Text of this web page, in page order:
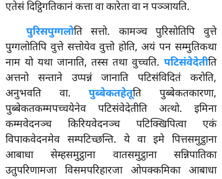
एतेसं दिट्ठिगतिकानं कत्ता वा कारेता वा न पञ्ञायति.
पुरिसपुग्गलोति सत्तो. कामञ्च पुरिसोतिपि वुत्ते
पुग्गलोतिपि वुत्ते सत्तोयेव वुत्तो होति, अयं पन सम्मुतिकथा
नाम यो यथा जानाति, तस्स तथा वुच्चति. पटिसंवेदेतीति
अत्तनो सन्ताने उप्पन्नं जानाति पटिसंविदितं करोति,
अनुभवति वा.पुब्बेकतहेतूति पुब्बेकतकारणा,
पुब्बेकतकम्मपच्चयेनेव पटिसंवेदेतीति अत्थो. इमिना
कम्मवेदनञ्च किरियवेदनञ्च पटिक्खिपित्वा एकं
विपाकवेदनमेव सम्पटिच्छन्ति. ये वा इमे पित्तसमुट्ठाना
आबाधा सेम्हसमुट्ठाना वातसमुट्ठाना सन्निपातिका
उतुपरिणामजा विसमपरिहारजा ओपक्कमिका आबाधा